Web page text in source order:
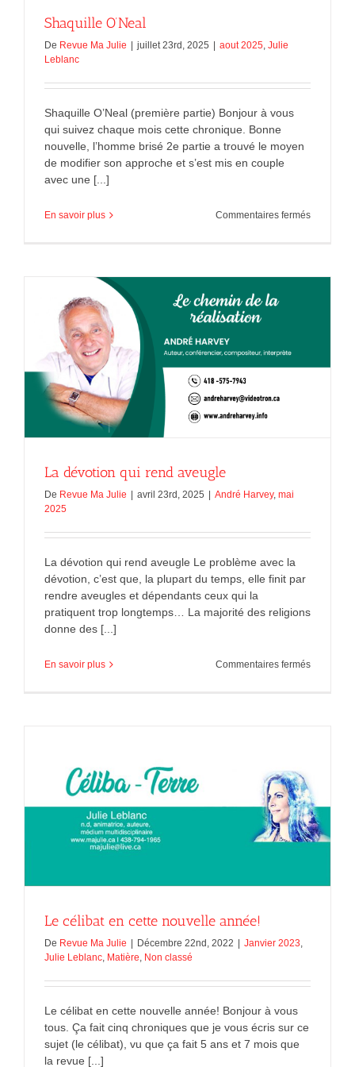
Shaquille O’Neal
De Revue Ma Julie | juillet 23rd, 2025 | aout 2025, Julie
Leblanc
Shaquille O’Neal (première partie) Bonjour à vous
qui suivez chaque mois cette chronique. Bonne
nouvelle, l’homme brisé 2e partie a trouvé le moyen
de modifier son approche et s’est mis en couple
avec une [...]
En savoir plus Commentaires ferméssur
La dévotion qui rend aveugle
De Revue Ma Julie | avril 23rd, 2025 | André Harvey, mai
2025
La dévotion qui rend aveugle Le problème avec la
dévotion, c’est que, la plupart du temps, elle finit par
rendre aveugles et dépendants ceux qui la
pratiquent trop longtemps… La majorité des religions
donne des [...]
En savoir plus Commentaires ferméssur
Le célibat en cette nouvelle année!
De Revue Ma Julie | Décembre 22nd, 2022 | Janvier 2023,
Julie Leblanc, Matière, Non classé
Le célibat en cette nouvelle année! Bonjour à vous
tous. Ça fait cinq chroniques que je vous écris sur ce
sujet (le célibat), vu que ça fait 5 ans et 7 mois que
la revue [...]